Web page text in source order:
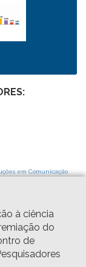
em Comunicação
à ciência
do
de